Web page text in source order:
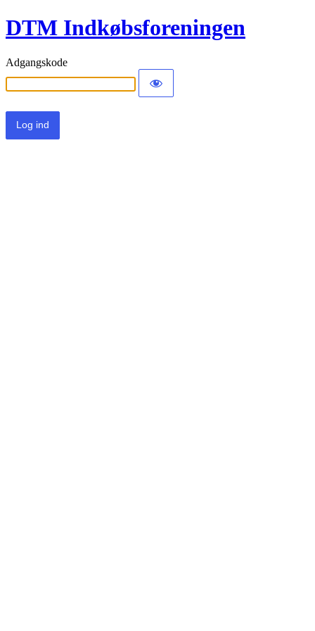
DTM Indkøbsforeningen
Adgangskode